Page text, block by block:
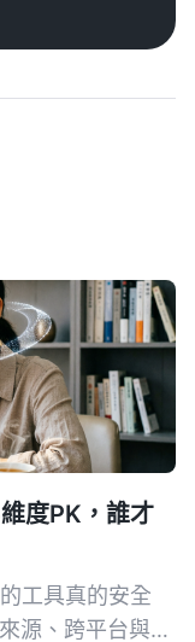
度PK，誰才
工具真的安全
源、跨平台與數